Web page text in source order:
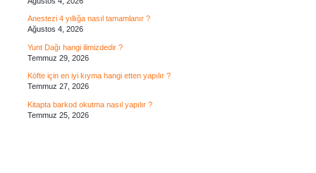
Anestezi 4 yıllığa nasıl tamamlanır ?
Ağustos 4, 2026
Yunt Dağı hangi ilimizdedir ?
Temmuz 29, 2026
Köfte için en iyi kıyma hangi etten yapılır ?
Temmuz 27, 2026
Kitapta barkod okutma nasıl yapılır ?
Temmuz 25, 2026